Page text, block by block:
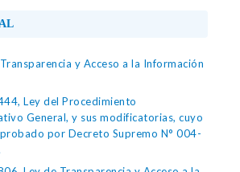
y Acceso a la Información
Ley del Procedimiento
General, y sus modificatorias, cuyo
por Decreto Supremo N° 004-